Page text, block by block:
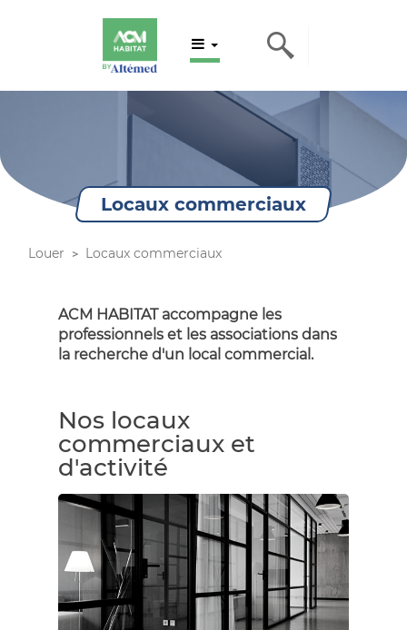
Locaux commerciaux
Louer Locaux commerciaux
ACM HABITAT accompagne les
professionnels et les associations dans
la recherche d'un local commercial.
Nos locaux
commerciaux et
d'activité